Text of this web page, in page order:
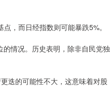
，而日经指数则可能暴跌5%。
情况。历史表明，除非自民党独
迭的可能性不大，这意味着对股